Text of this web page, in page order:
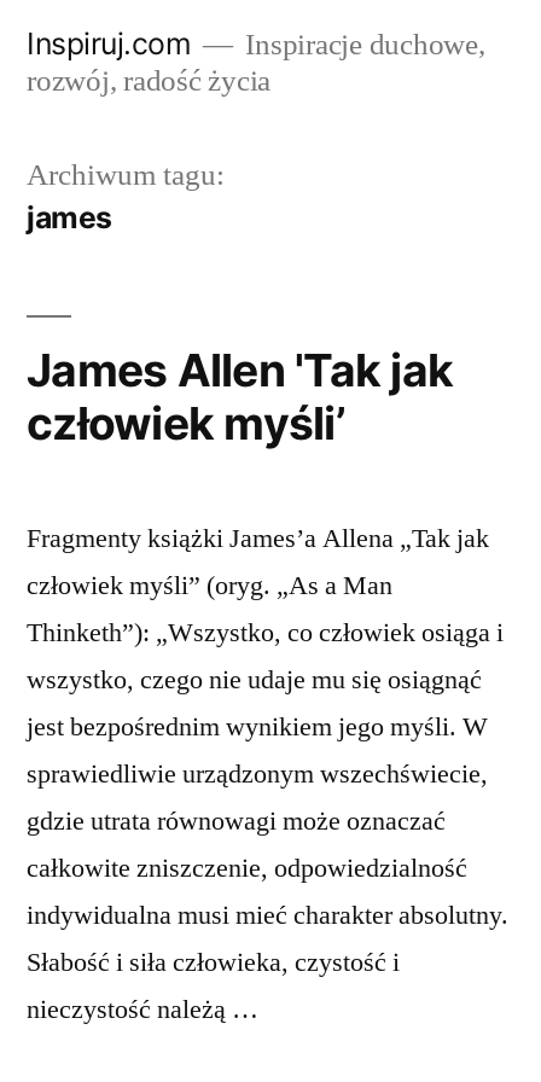
Inspiruj.com
Inspiracje duchowe,
rozwój, radość życia
Archiwum tagu:
james
James Allen 'Tak jak
człowiek myśli’
Fragmenty książki James’a Allena „Tak jak
człowiek myśli” (oryg. „As a Man
Thinketh”): „Wszystko, co człowiek osiąga i
wszystko, czego nie udaje mu się osiągnąć
jest bezpośrednim wynikiem jego myśli. W
sprawiedliwie urządzonym wszechświecie,
gdzie utrata równowagi może oznaczać
całkowite zniszczenie, odpowiedzialność
indywidualna musi mieć charakter absolutny.
Słabość i siła człowieka, czystość i
nieczystość należą …